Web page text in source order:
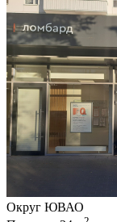
Округ ЮВАО